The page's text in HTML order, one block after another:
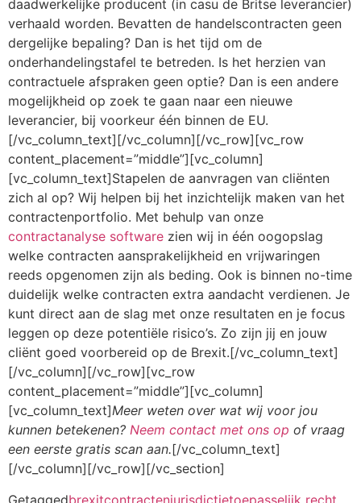
daadwerkelijke producent (in casu de Britse leverancier)
verhaald worden. Bevatten de handelscontracten geen
dergelijke bepaling? Dan is het tijd om de
onderhandelingstafel te betreden. Is het herzien van
contractuele afspraken geen optie? Dan is een andere
mogelijkheid op zoek te gaan naar een nieuwe
leverancier, bij voorkeur één binnen de EU.
[/vc_column_text][/vc_column][/vc_row][vc_row
content_placement=”middle”][vc_column]
[vc_column_text]Stapelen de aanvragen van cliënten
zich al op? Wij helpen bij het inzichtelijk maken van het
contractenportfolio. Met behulp van onze
contractanalyse software zien wij in één oogopslag
welke contracten aansprakelijkheid en vrijwaringen
reeds opgenomen zijn als beding. Ook is binnen no-time
duidelijk welke contracten extra aandacht verdienen. Je
kunt direct aan de slag met onze resultaten en je focus
leggen op deze potentiële risico’s. Zo zijn jij en jouw
cliënt goed voorbereid op de Brexit.[/vc_column_text]
[/vc_column][/vc_row][vc_row
content_placement=”middle”][vc_column]
[vc_column_text]Meer weten over wat wij voor jou
kunnen betekenen? Neem contact met ons op of vraag
een eerste gratis scan aan.[/vc_column_text]
[/vc_column][/vc_row][/vc_section]
Getaggedbrexitcontractenjurisdictietoepasselijk recht